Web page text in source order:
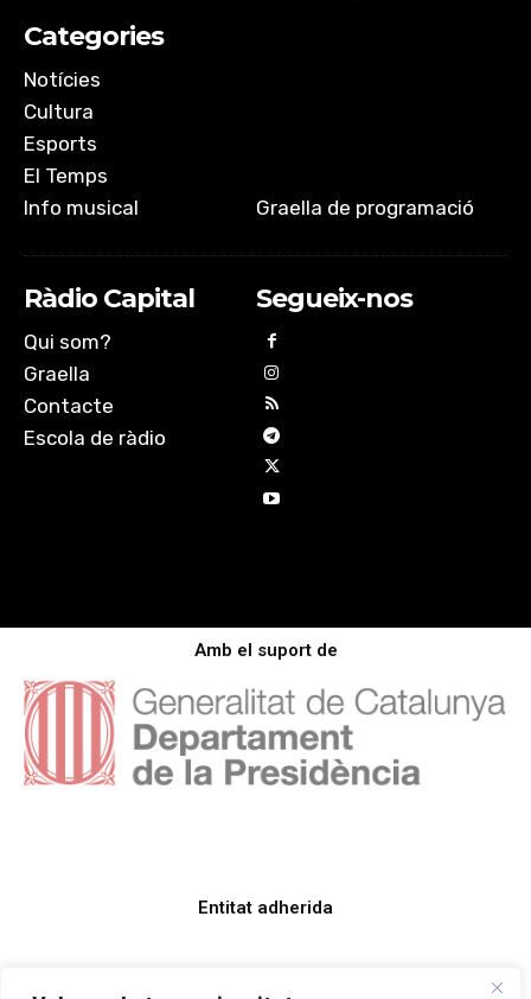
Categories
Notícies
Cultura
Esports
El Temps
Info musical
Graella de programació
Ràdio Capital
Qui som?
Graella
Contacte
Escola de ràdio
Segueix-nos
Amb el suport de
Entitat adherida